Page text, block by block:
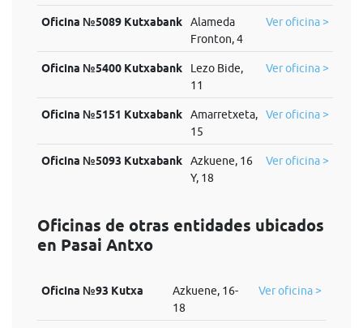
Oficina №5089 Kutxabank
Alameda
Fronton, 4
Ver oficina >
Oficina №5400 Kutxabank
Lezo Bide,
11
Ver oficina >
Oficina №5151 Kutxabank
Amarretxeta,
15
Ver oficina >
Oficina №5093 Kutxabank
Azkuene, 16
Y, 18
Ver oficina >
Oficinas de otras entidades ubicados
en Pasai Antxo
Oficina №93 Kutxa
Azkuene, 16-
18
Ver oficina >